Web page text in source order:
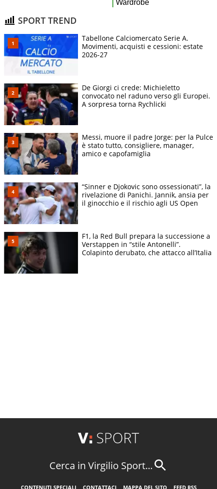
SPORT TREND
Tabellone Calciomercato Serie A.
Movimenti, acquisti e cessioni: estate
2026-27
De Giorgi ci crede: Michieletto
convocato nel raduno verso gli Europei.
A sorpresa torna Rychlicki
Messi, muore il padre Jorge: per la Pulce
è stato tutto, consigliere, manager,
amico e capofamiglia
“Sinner e Djokovic sono ossessionati”, la
rivelazione di Panichi. Jannik, ansia per
il ginocchio e il rischio agli US Open
F1, la Red Bull prepara la successione a
Verstappen in “stile Antonelli”.
Colapinto derubato, che attacco all’Italia
Cerca in Virgilio Sport...
CONTENUTI SPECIALI CONTATTACI MAPPA DEL SITO FEED RSS